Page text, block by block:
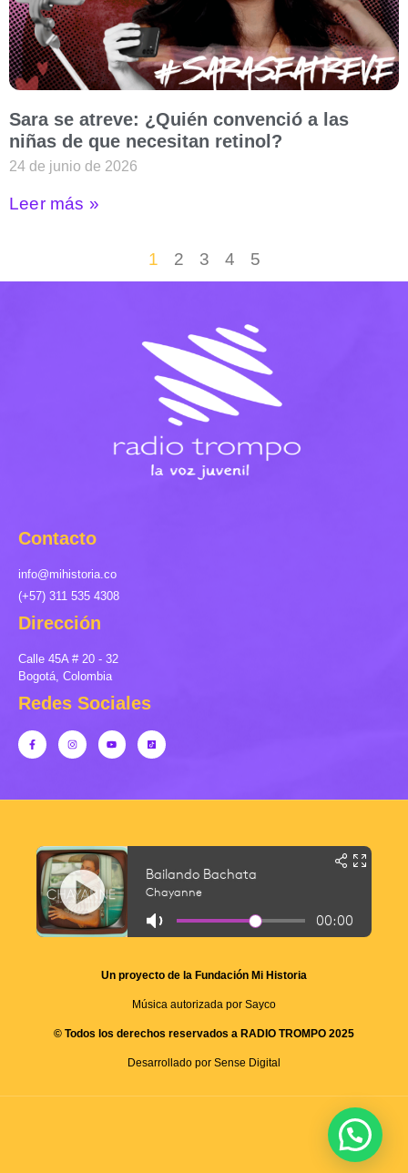
Sara se atreve: ¿Quién convenció a las
niñas de que necesitan retinol?
24 de junio de 2026
Leer más »
1 2 3 4 5
Contacto
info@mihistoria.co
(+57) 311 535 4308
Dirección
Calle 45A # 20 - 32
Bogotá, Colombia
Redes Sociales
Un proyecto de la Fundación Mi Historia
Música autorizada por Sayco
© Todos los derechos reservados a RADIO TROMPO 2025
Desarrollado por Sense Digital